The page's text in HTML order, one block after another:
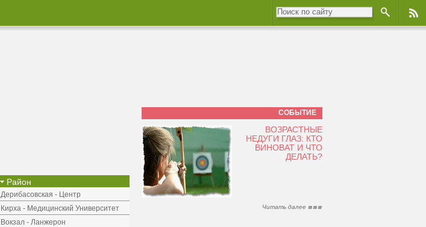
Район
Дерибасовская - Центр
Кирха - Медицинский Университет
Вокзал - Ланжерон
СОБЫТИЕ
ВОЗРАСТНЫЕ
НЕДУГИ ГЛАЗ: КТО
ВИНОВАТ И ЧТО
ДЕЛАТЬ?
Читать далее